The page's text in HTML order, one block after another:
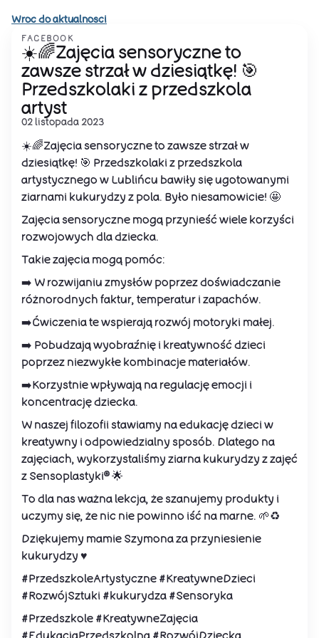
Wroc do aktualnosci
FACEBOOK
☀️🌈Zajęcia sensoryczne to
zawsze strzał w dziesiątkę! 🎯
Przedszkolaki z przedszkola
artyst
02 listopada 2023
☀️🌈Zajęcia sensoryczne to zawsze strzał w
dziesiątkę! 🎯 Przedszkolaki z przedszkola
artystycznego w Lublińcu bawiły się ugotowanymi
ziarnami kukurydzy z pola. Było niesamowicie! 🤩
Zajęcia sensoryczne mogą przynieść wiele korzyści
rozwojowych dla dziecka.
Takie zajęcia mogą pomóc:
➡️ W rozwijaniu zmysłów poprzez doświadczanie
różnorodnych faktur, temperatur i zapachów.
➡️Ćwiczenia te wspierają rozwój motoryki małej.
➡️ Pobudzają wyobraźnię i kreatywność dzieci
poprzez niezwykłe kombinacje materiałów.
➡️Korzystnie wpływają na regulację emocji i
koncentrację dziecka.
W naszej filozofii stawiamy na edukację dzieci w
kreatywny i odpowiedzialny sposób. Dlatego na
zajęciach, wykorzystaliśmy ziarna kukurydzy z zajęć
z Sensoplastyki® 🌟
To dla nas ważna lekcja, że szanujemy produkty i
uczymy się, że nic nie powinno iść na marne. 🌱♻️
Dziękujemy mamie Szymona za przyniesienie
kukurydzy ♥️
#PrzedszkoleArtystyczne #KreatywneDzieci
#RozwójSztuki #kukurydza #Sensoryka
#Przedszkole #KreatywneZajęcia
#EdukacjaPrzedszkolna #RozwójDziecka